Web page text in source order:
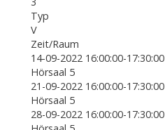
Typ
V
Zeit/Raum
14-09-2022 16:00:00-17:30:00
Hörsaal 5
21-09-2022 16:00:00-17:30:00
Hörsaal 5
28-09-2022 16:00:00-17:30:00